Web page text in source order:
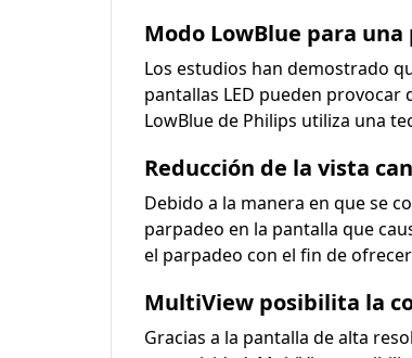
Modo LowBlue para
Los estudios han demostrado
pantallas LED pueden
LowBlue de Philips utiliza una
Reducción de la vista
Debido a la manera en que se
parpadeo en la pantalla que
el parpadeo con el fin de
MultiView posibilita la
Gracias a la pantalla de alta